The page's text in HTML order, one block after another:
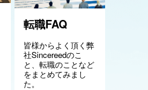
転職FAQ
皆様からよく頂く弊
社Sincereedのこ
と、転職のことなど
をまとめてみまし
た。